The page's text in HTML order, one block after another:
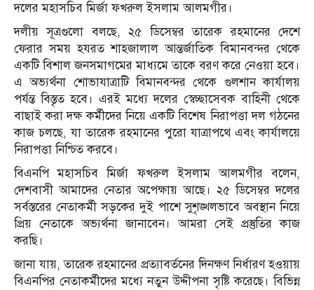
দলের মহাসচিব মির্জা ফখরুল ইসলাম আলমগীর।
দলীয় সূত্রগুলো বলছে, ২৫ ডিসেম্বর তারেক রহমানের দেশে
ফেরার সময় হযরত শাহজালাল আন্তর্জাতিক বিমানবন্দর থেকে
একটি বিশাল জনসমাগমের মাধ্যমে তাকে বরণ করে নেওয়া হবে।
এ অভ্যর্থনা শোভাযাত্রাটি বিমানবন্দর থেকে গুলশান কার্যালয়
পর্যন্ত বিস্তৃত হবে। এরই মধ্যে দলের স্বেচ্ছাসেবক বাহিনী থেকে
বাছাই করা দক্ষ কর্মীদের নিয়ে একটি বিশেষ নিরাপত্তা দল গঠনের
কাজ চলছে, যা তারেক রহমানের পুরো যাত্রাপথে এবং কার্যালয়ে
নিরাপত্তা নিশ্চিত করবে।
বিএনপি মহাসচিব মির্জা ফখরুল ইসলাম আলমগীর বলেন,
দেশবাসী আমাদের নেতার অপেক্ষায় আছে। ২৫ ডিসেম্বর দলের
সর্বস্তরের নেতাকর্মী সড়কের দুই পাশে সুশৃঙ্খলভাবে অবস্থান নিয়ে
প্রিয় নেতাকে অভ্যর্থনা জানাবেন। আমরা সেই প্রস্তুতির কাজ
করছি।
জানা যায়, তারেক রহমানের প্রত্যাবর্তনের দিনক্ষণ নির্ধারণ হওয়ায়
বিএনপির নেতাকর্মীদের মধ্যে নতুন উদ্দীপনা সৃষ্টি করেছে। বিভিন্ন